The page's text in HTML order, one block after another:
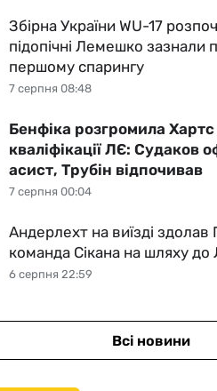
7 серпня 08:48
Збірна України WU-17
підопічні Лемешко зазнали
першому спарингу
7 серпня 00:04
Бенфіка розгромила Хартс
кваліфікації ЛЄ: Судаков
асист, Трубін відпочивав
6 серпня 22:59
Андерлехт на виїзді
команда Сікана на шляху до
Всі новини